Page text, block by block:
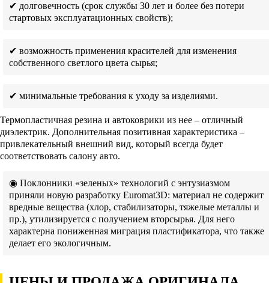
✔ долговечность (срок службы 30 лет и более без потери
стартовых эксплуатационных свойств);
✔ возможность применения красителей для изменения
собственного светлого цвета сырья;
✔ минимальные требования к уходу за изделиями.
Термопластичная резина и автоковрики из нее – отличный
диэлектрик. Дополнительная позитивная характеристика –
привлекательный внешний вид, который всегда будет
соответствовать салону авто.
◉ Поклонники «зеленых» технологий с энтузиазмом
приняли новую разработку Euromat3D: материал не содержит
вредные вещества (хлор, стабилизаторы, тяжелые металлы и
пр.), утилизируется с получением вторсырья. Для него
характерна пониженная миграция пластификатора, что также
делает его экологичным.